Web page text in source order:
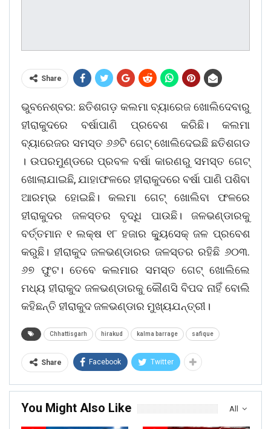
Share
ଭୁବନେଶ୍ବର: ଛତିଶଗଡ଼ କଲମା ବ୍ୟାରେଜ ଖୋଲିଦେବାରୁ
ହୀରାକୁଦରେ ବର୍ଷାପାଣି ପ୍ରବେଶ କରିଛି। କଲମା
ବ୍ୟାରେଜର ସମସ୍ତ ୬୬ଟି ଗେଟ୍ ଖୋଲିଦେଇଛି ଛତିଶଗଡ
। ଉପରମୁଣ୍ଡରେ ପ୍ରବଳ ବର୍ଷା କାରଣରୁ ସମସ୍ତ ଗେଟ୍
ଖୋଲାଯାଇଛି, ଯାହାଫଳରେ ହୀରାକୁଦରେ ବର୍ଷା ପାଣି ପଶିବା
ଆରମ୍ଭ ହୋଇଛି। କଲମା ଗେଟ୍ ଖୋଲିବା ଫଳରେ
ହୀରାକୁଦର ଜଳସ୍ତର ବୃଦ୍ଧି ପାଉଛି। ଜଳଭଣ୍ଡାରକୁ
ବର୍ତ୍ତମାନ ୧ ଲକ୍ଷ ୧୮ ହଜାର କ୍ୟୁସେକ୍ ଜଳ ପ୍ରବେଶ
କରୁଛି। ହୀରାକୁଦ ଜଳଭଣ୍ଡାରର ଜଳସ୍ତର ରହିଛି ୬୦୩.
୬୭ ଫୁଟ। ତେବେ କଲମାର ସମସ୍ତ ଗେଟ୍ ଖୋଲିଲେ
ମଧ୍ୟ ହୀରାକୁଦ ଜଳଭଣ୍ଡାରକୁ କୌଣସି ବିପଦ ନାହିଁ ବୋଲି
କହିଛନ୍ତି ହୀରାକୁଦ ଜଳଭଣ୍ଡାର ମୁଖ୍ୟଯନ୍ତ୍ରୀ।
Chhattisgarh hirakud kalma barrage safique
Share Facebook Twitter
All
You Might Also Like